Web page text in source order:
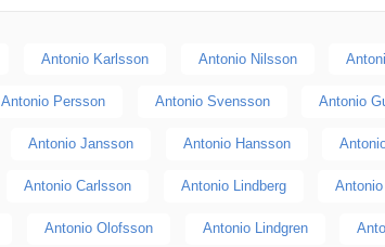
Antonio Karlsson Antonio Nilsson
Antonio Persson Antonio Svensson Antonio
Antonio Jansson Antonio Hansson
Antonio Carlsson Antonio Lindberg
Antonio Olofsson Antonio Lindgren